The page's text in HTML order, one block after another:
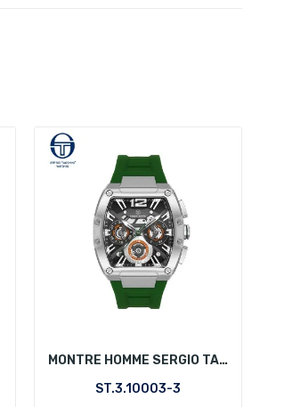
MONTRE HOMME SERGIO TACCHINI ST.3.10003-3
ST.3.10003-3